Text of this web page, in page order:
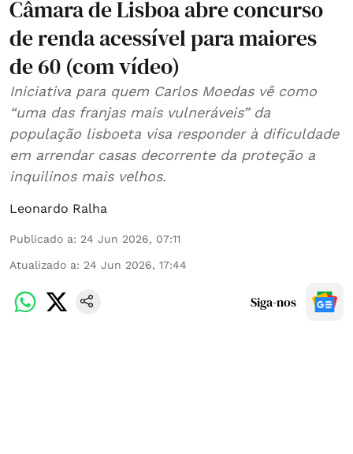
Câmara de Lisboa abre concurso
de renda acessível para maiores
de 60 (com vídeo)
Iniciativa para quem Carlos Moedas vê como
“uma das franjas mais vulneráveis” da
população lisboeta visa responder à dificuldade
em arrendar casas decorrente da proteção a
inquilinos mais velhos.
Leonardo Ralha
Publicado a: 24 Jun 2026, 07:11
Atualizado a: 24 Jun 2026, 17:44
Siga-nos